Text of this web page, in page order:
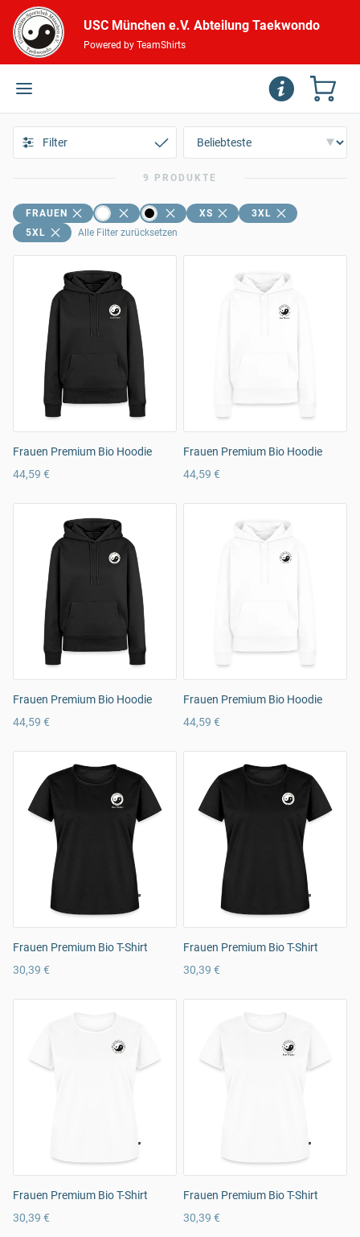
USC München e.V. Abteilung Taekwondo
Powered by TeamShirts
Filter
9 PRODUKTE
FRAUEN XS
3XL
5XL
Alle Filter zurücksetzen
Frauen Premium Bio Hoodie
44,59 €
Frauen Premium Bio Hoodie
44,59 €
Frauen Premium Bio Hoodie
44,59 €
Frauen Premium Bio Hoodie
44,59 €
Frauen Premium Bio T-Shirt
30,39 €
Frauen Premium Bio T-Shirt
30,39 €
Frauen Premium Bio T-Shirt
30,39 €
Frauen Premium Bio T-Shirt
30,39 €